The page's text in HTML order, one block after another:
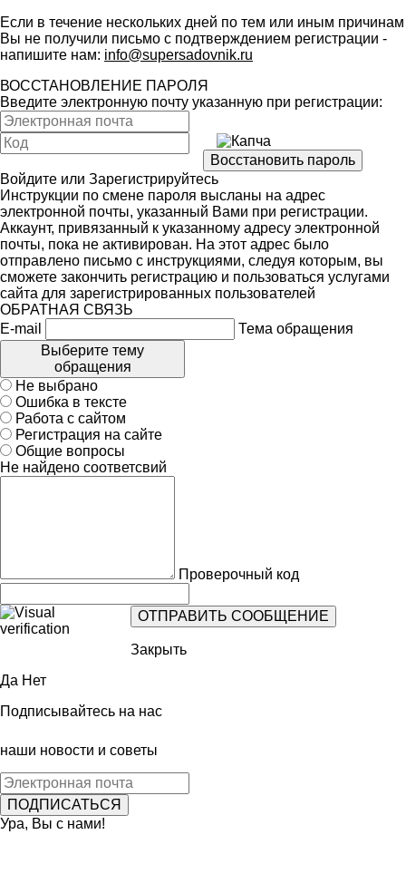
Если в течение нескольких дней по тем или иным причинам
Вы не получили письмо с подтверждением регистрации -
напишите нам: info@supersadovnik.ru
ВОССТАНОВЛЕНИЕ ПАРОЛЯ
Введите электронную почту указанную при регистрации:
Войдите или Зарегистрируйтесь
Инструкции по смене пароля высланы на адрес
электронной почты, указанный Вами при регистрации.
Аккаунт, привязанный к указанному адресу электронной
почты, пока не активирован. На этот адрес было
отправлено письмо с инструкциями, следуя которым, вы
сможете закончить регистрацию и пользоваться услугами
сайта для зарегистрированных пользователей
ОБРАТНАЯ СВЯЗЬ
E-mail
Тема обращения
Выберите тему
обращения
Не выбрано
Ошибка в тексте
Работа с сайтом
Регистрация на сайте
Общие вопросы
Не найдено соответсвий
Проверочный код
Закрыть
Да Нет
Подписывайтесь на нас
наши новости и советы
Ура, Вы с нами!